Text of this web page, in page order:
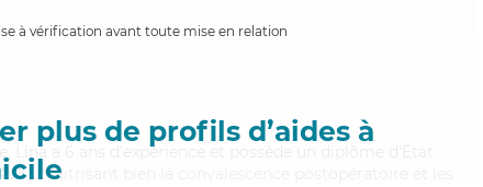
à vérification avant toute mise en relation
plus de profils d’aides à
Lina a 6 ans d'expérience et possède un diplôme d'État
Maitrisant bien la convalescence postopératoire et les